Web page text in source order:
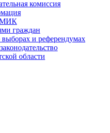
комиссия
МИК
граждан
выборах и референдумах
области